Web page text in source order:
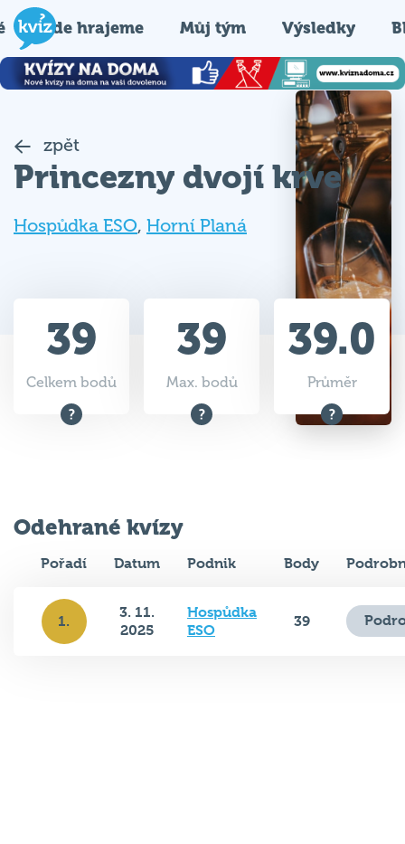
Kde hrajeme Můj tým Výsledky
zpět
Princezny dvojí krve
Hospůdka ESO, Horní Planá
39
Celkem bodů
39
Max. bodů
39.0
Průměr
Odehrané kvízy
Pořadí Datum Podnik Body
1.
3. 11.
2025
Hospůdka
ESO
39